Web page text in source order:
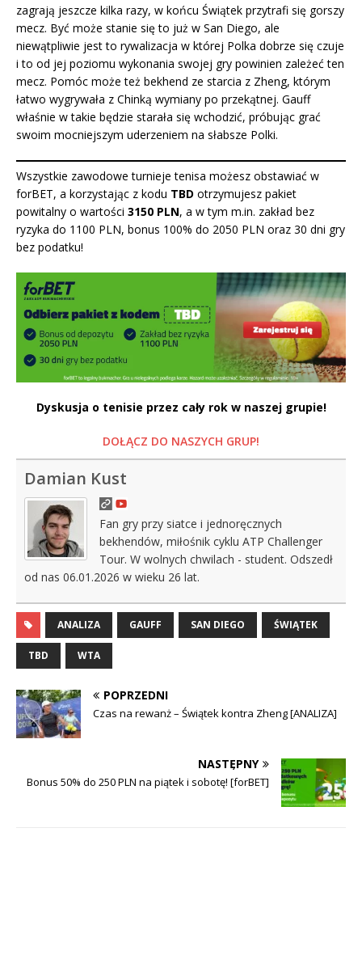
zagrają jeszcze kilka razy, w końcu Świątek przytrafi się gorszy
mecz. Być może stanie się to już w San Diego, ale
niewątpliwie jest to rywalizacja w której Polka dobrze się czuje
i to od jej poziomu wykonania swojej gry powinien zależeć ten
mecz. Pomóc może też bekhend ze starcia z Zheng, którym
łatwo wygrywała z Chinką wymiany po przekątnej. Gauff
właśnie w takie będzie starała się wchodzić, próbując grać
swoim mocniejszym uderzeniem na słabsze Polki.
Wszystkie zawodowe turnieje tenisa możesz obstawiać w
forBET, a korzystając z kodu TBD otrzymujesz pakiet
powitalny o wartości 3150 PLN, a w tym m.in. zakład bez
ryzyka do 1100 PLN, bonus 100% do 2050 PLN oraz 30 dni gry
bez podatku!
Dyskusja o tenisie przez cały rok w naszej grupie!
DOŁĄCZ DO NASZYCH GRUP!
Damian Kust
Fan gry przy siatce i jednoręcznych
bekhendów, miłośnik cyklu ATP Challenger
Tour. W wolnych chwilach - student. Odszedł
od nas 06.01.2026 w wieku 26 lat.
ANALIZA GAUFF SAN DIEGO ŚWIĄTEK
TBD WTA
POPRZEDNI
Czas na rewanż – Świątek kontra Zheng [ANALIZA]
NASTĘPNY
Bonus 50% do 250 PLN na piątek i sobotę! [forBET]